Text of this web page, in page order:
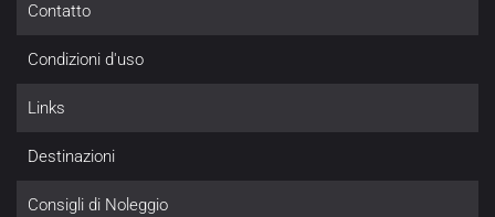
Contatto
Condizioni d'uso
Links
Destinazioni
Consigli di Noleggio